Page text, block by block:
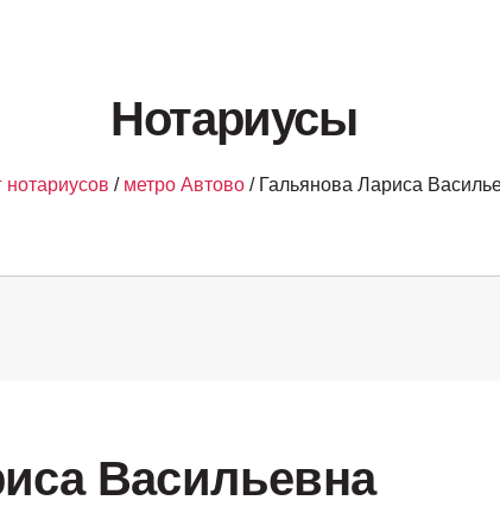
Нотариусы
нотариусов / метро Автово / Гальянова Лариса
Васильевна